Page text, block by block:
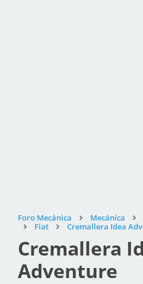
Foro Mecánica Mecánica
Fiat
Cremallera Idea
Cremallera
Adventure